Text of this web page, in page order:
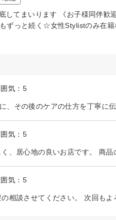
してまいります 《お子様同伴歓
ずっと続く☆女性Stylistのみ在
気：5
気：5
気：5
相談させてください。 次回もよ